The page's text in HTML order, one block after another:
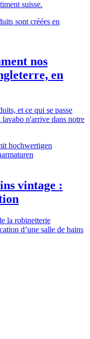
suisse.
nos
en
et ce qui se passe
n'arrive dans notre
vintage :
la robinetterie
d’une salle de bains